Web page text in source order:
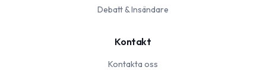
Debatt & Insändare
Kontakt
Kontakta oss